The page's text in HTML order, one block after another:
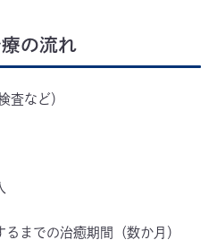
の流れ
査など）
までの治癒期間（数か月）